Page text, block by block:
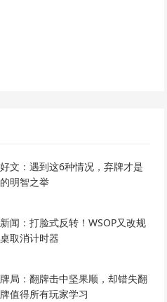
文：遇到这6种情况，弃牌才是
明智之举
闻：打脸式反转！WSOP又改规
取消计时器
局：翻牌击中坚果顺，却错失翻
值得所有玩家学习